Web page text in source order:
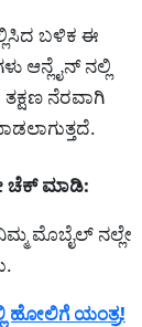
ಬಳಿಕ ಈ
ಆನ್ಲೈನ್ ನಲ್ಲಿ
ನೆರವಾಗಿ
ಚೆಕ್ ಮಾಡಿ:
ಮೊಬೈಲ್ ನಲ್ಲೇ
ಹೋಲಿಗೆ ಯಂತ್ರ!